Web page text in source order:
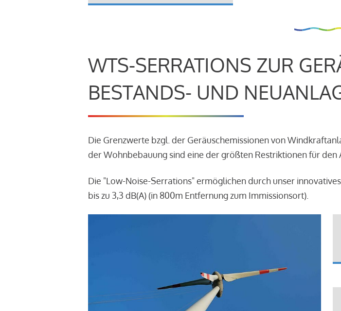
WTS-SERRATIONS ZUR
BESTANDS- UND
Die Grenzwerte bzgl. der Geräuschemissionen von
der Wohnbebauung sind eine der größten Restriktionen für
Die "Low-Noise-Serrations" ermöglichen durch unser
bis zu 3,3 dB(A) (in 800m Entfernung zum Immissionsort).